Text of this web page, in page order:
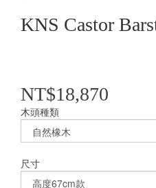
KNS Castor
NT$18,870
木頭種類
尺寸